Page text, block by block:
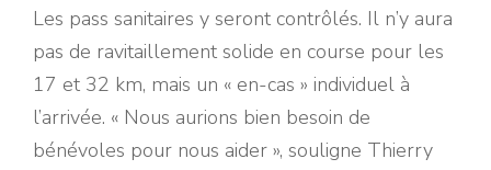
Les pass sanitaires y seront contrôlés. Il n’y aura
pas de ravitaillement solide en course pour les
17 et 32 km, mais un « en-cas » individuel à
l’arrivée. « Nous aurions bien besoin de
bénévoles pour nous aider », souligne Thierry